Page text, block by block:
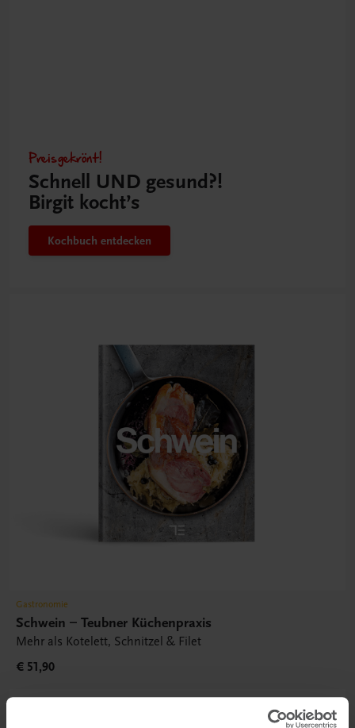
Preisgekrönt!
Schnell UND gesund?!
Birgit kocht’s
Kochbuch entdecken
Gastronomie
Schwein – Teubner Küchenpraxis
Mehr als Kotelett, Schnitzel & Filet
€ 51,90